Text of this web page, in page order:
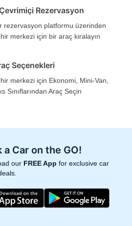
Rezervasyon
rezervasyon platformu üzerinden
merkezi için bir araç kiralayın
Seçenekleri
merkezi için Ekonomi, Mini-Van,
Sınıflarından Araç Seçin
a Car on the GO!
our FREE App for exclusive car